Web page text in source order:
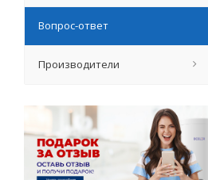
Вопрос-ответ
Производители